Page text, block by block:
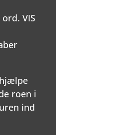
VIS
roen i
ind